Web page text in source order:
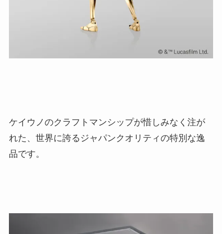
ケイウノのクラフトマンシップが惜しみなく注が
れた、世界に誇るジャパンクオリティの特別な逸
品です。